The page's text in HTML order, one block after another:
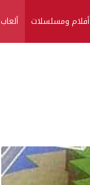
أفلام ومسلسلات ألعاب